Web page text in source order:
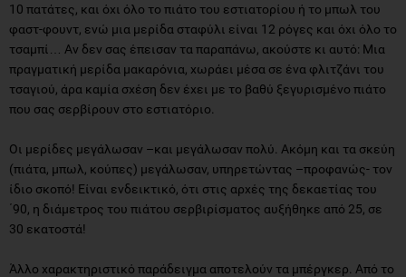
10 πατάτες, και όχι όλο το πιάτο του εστιατορίου ή το µπωλ του
φαστ-φουντ, ενώ µια µερίδα σταφύλι είναι 12 ρόγες και όχι όλο το
τσαµπί… Αν δεν σας έπεισαν τα παραπάνω, ακούστε κι αυτό: Μια
πραγµατική µερίδα µακαρόνια, χωράει µέσα σε ένα φλιτζάνι του
τσαγιού, άρα καµία σχέση δεν έχει µε το βαθύ ξεγυρισµένο πιάτο
που σας σερβίρουν στο εστιατόριο.
Οι µερίδες µεγάλωσαν –και µεγάλωσαν πολύ. Ακόµη και τα σκεύη
(πιάτα, µπωλ, κούπες) µεγάλωσαν, υπηρετώντας –προφανώς- τον
ίδιο σκοπό! Είναι ενδεικτικό, ότι στις αρχές της δεκαετίας του
΄90, η διάµετρος του πιάτου σερβιρίσµατος αυξήθηκε από 25, σε
30 εκατοστά!
Άλλο χαρακτηριστικό παράδειγµα αποτελούν τα µπέργκερ. Από το